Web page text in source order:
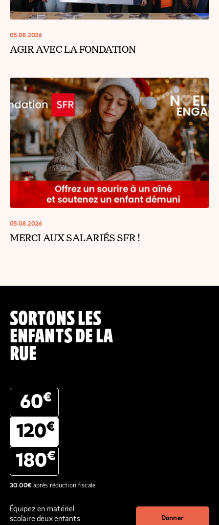
05.08.2026
AGIR AVEC LA FONDATION
05.08.2026
MERCI AUX SALARIÉS SFR !
SORTONS LES
ENFANTS DE LA
RUE
60€
120€
180€
30.00€après réduction fiscale
Équipez en matériel
scolaire deux enfants
Donner